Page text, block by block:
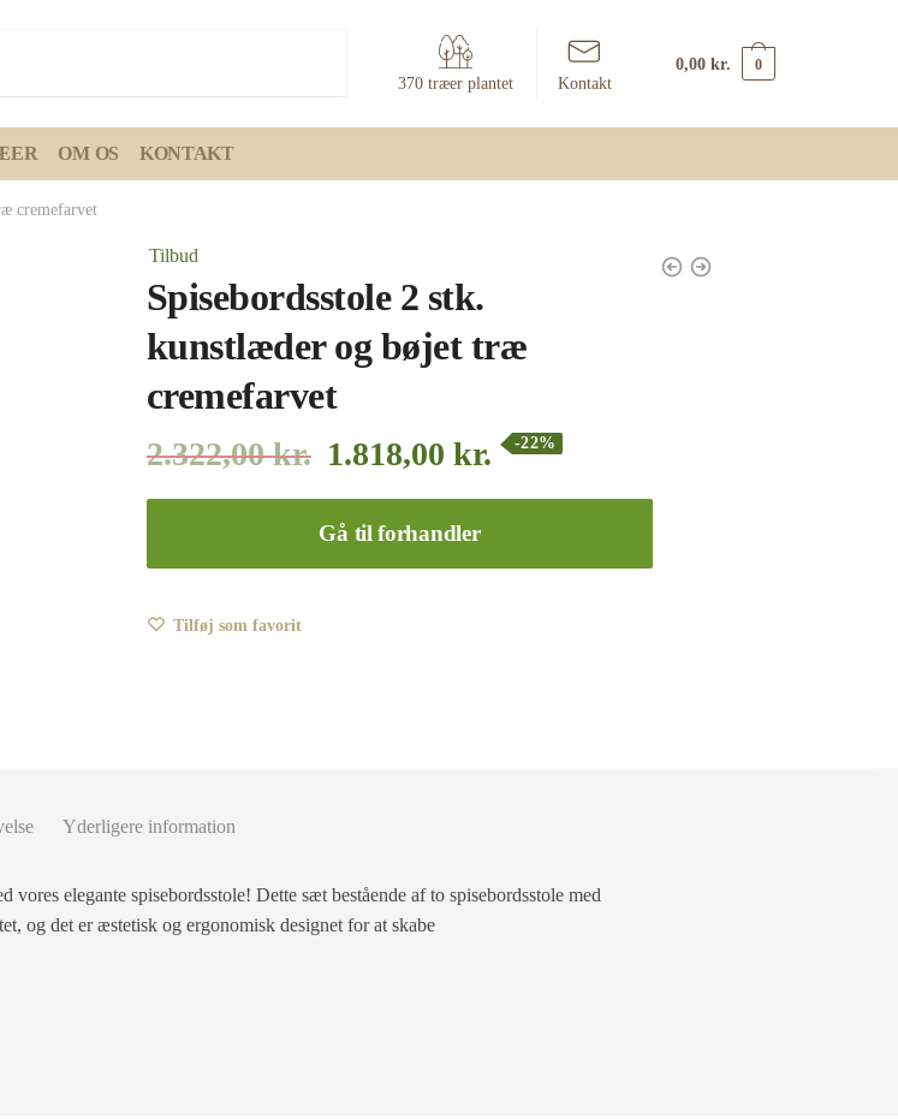
370 træer plantet Kontakt
0,00 kr. 0
OM OS KONTAKT
cremefarvet
Tilbud
Spisebordsstole 2 stk.
kunstlæder og bøjet træ
cremefarvet
2.322,00kr. 1.818,00 kr. -22%
Gå til forhandler
Tilføj som favorit
Yderligere information
elegante spisebordsstole! Dette sæt bestående af to spisebordsstole med
og det er æstetisk og ergonomisk designet for at skabe